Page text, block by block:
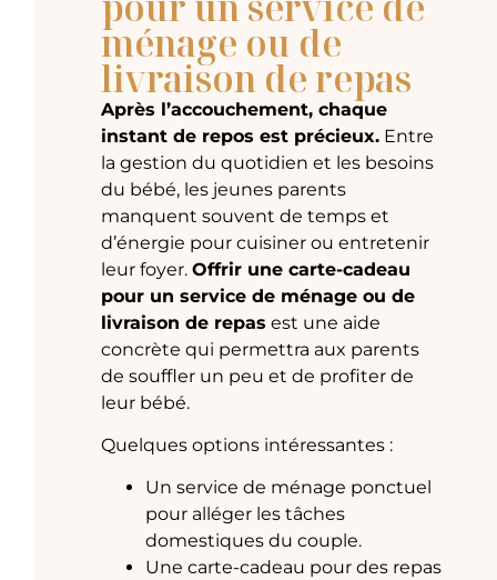
ménage ou de
livraison de repas
Après l’accouchement, chaque
instant de repos est précieux. Entre
la gestion du quotidien et les besoins
du bébé, les jeunes parents
manquent souvent de temps et
d’énergie pour cuisiner ou entretenir
leur foyer.Offrir une carte-cadeau
pour un service de ménage ou de
livraison de repas est une aide
concrète qui permettra aux parents
de souffler un peu et de profiter de
leur bébé.
Quelques options intéressantes :
Un service de ménage ponctuel
pour alléger les tâches
domestiques du couple.
Une carte-cadeau pour des repas